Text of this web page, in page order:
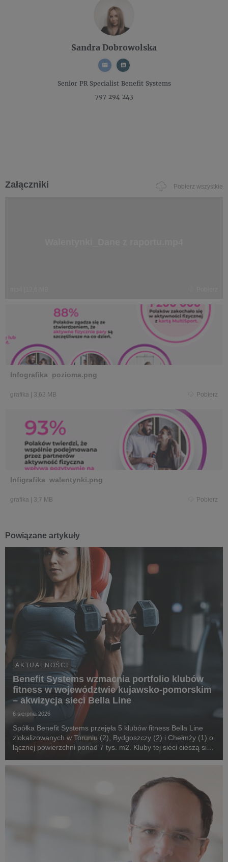
Sandra Dobrowolska
Senior PR SpecialistBenefit Systems
797 294 243
Załączniki Pobierz wszystkie
Infografika_pozioma.png
grafika | 3,63 MB Pobierz
Infigrafika_walentynki.png
grafika | 3,7 MB Pobierz
Powiązane artykuły
AKTUALNOŚCI
Benefit Systems wzmacnia portfolio klubów
fitness w województwie kujawsko-pomorskim
– akwizycja sieci Bella Line
6 sierpnia 2026
Spółka Benefit Systems przejęła 5 klubów fitness Bella Line
zlokalizowanych w Toruniu (2), Bydgoszczy (2) i Chełmży (1) o
łącznej powierzchni ponad 7 tys. m2. Kluby tej sieci cieszą się
województwie kujawsko-pomorsk...